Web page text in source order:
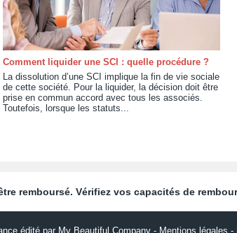
Comment liquider une SCI : quelle procédure ?
La dissolution d’une SCI implique la fin de vie sociale
de cette société. Pour la liquider, la décision doit être
prise en commun accord avec tous les associés.
Toutefois, lorsque les statuts...
remboursé. Vérifiez vos capacités de
édité par My Beautiful Company - Mentions légales -